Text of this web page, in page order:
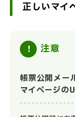
正しいマイ
注意
帳票公開メー
マイページの